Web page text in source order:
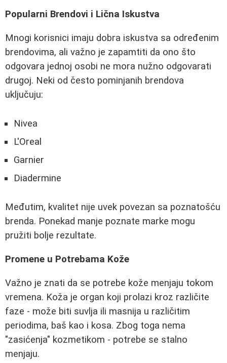
Popularni Brendovi i Lična Iskustva
Mnogi korisnici imaju dobra iskustva sa određenim
brendovima, ali važno je zapamtiti da ono što
odgovara jednoj osobi ne mora nužno odgovarati
drugoj. Neki od često pominjanih brendova
uključuju:
Nivea
L'Oreal
Garnier
Diadermine
Međutim, kvalitet nije uvek povezan sa poznatošću
brenda. Ponekad manje poznate marke mogu
pružiti bolje rezultate.
Promene u Potrebama Kože
Važno je znati da se potrebe kože menjaju tokom
vremena. Koža je organ koji prolazi kroz različite
faze - može biti suvlja ili masnija u različitim
periodima, baš kao i kosa. Zbog toga nema
"zasićenja" kozmetikom - potrebe se stalno
menjaju.